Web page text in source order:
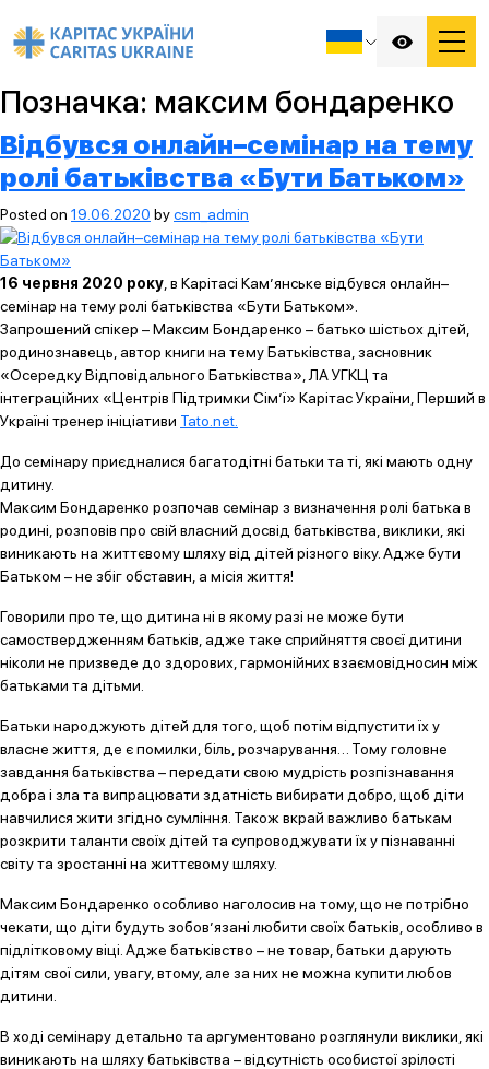
Позначка: максим бондаренко
Відбувся онлайн–семінар на тему
ролі батьківства «Бути Батьком»
Posted on 19.06.2020 bycsm_admin
16 червня 2020 року , в Карітасі Кам’янське відбувся онлайн–
семінар на тему ролі батьківства «Бути Батьком».
Запрошений спікер – Максим Бондаренко – батько шістьох дітей,
родинознавець, автор книги на тему Батьківства, засновник
«Осередку Відповідального Батьківства», ЛА УГКЦ та
інтеграційних «Центрів Підтримки Сім’ї» Карітас України, Перший в
Україні тренер ініціативи Tato.net.
До семінару приєдналися багатодітні батьки та ті, які мають одну
дитину.
Максим Бондаренко розпочав семінар з визначення ролі батька в
родині, розповів про свій власний досвід батьківства, виклики, які
виникають на життєвому шляху від дітей різного віку. Адже бути
Батьком – не збіг обставин, а місія життя!
Говорили про те, що дитина ні в якому разі не може бути
самоствердженням батьків, адже таке сприйняття своєї дитини
ніколи не призведе до здорових, гармонійних взаємовідносин між
батьками та дітьми.
Батьки народжують дітей для того, щоб потім відпустити їх у
власне життя, де є помилки, біль, розчарування… Тому головне
завдання батьківства – передати свою мудрість розпізнавання
добра і зла та випрацювати здатність вибирати добро, щоб діти
навчилися жити згідно сумління. Також вкрай важливо батькам
розкрити таланти своїх дітей та супроводжувати їх у пізнаванні
світу та зростанні на життєвому шляху.
Максим Бондаренко особливо наголосив на тому, що не потрібно
чекати, що діти будуть зобов’язані любити своїх батьків, особливо в
підлітковому віці. Адже батьківство – не товар, батьки дарують
дітям свої сили, увагу, втому, але за них не можна купити любов
дитини.
В ході семінару детально та аргументовано розглянули виклики, які
виникають на шляху батьківства – відсутність особистої зрілості